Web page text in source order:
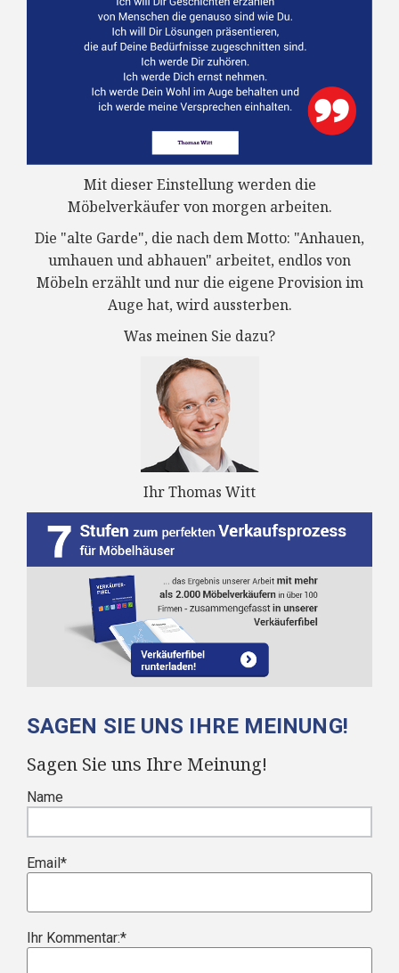
Mit dieser Einstellung werden die
Möbelverkäufer von morgen arbeiten.
Die "alte Garde", die nach dem Motto: "Anhauen,
umhauen und abhauen" arbeitet, endlos von
Möbeln erzählt und nur die eigene Provision im
Auge hat, wird aussterben.
Was meinen Sie dazu?
Ihr Thomas Witt
SAGEN SIE UNS IHRE MEINUNG!
Sagen Sie uns Ihre Meinung!
Name
Email *
Ihr Kommentar:*